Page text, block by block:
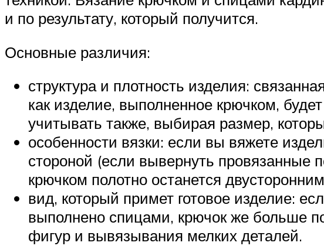
и по результату, который получится.
Основные различия:
структура и плотность изделия:
как изделие, выполненное крючком,
учитывать также, выбирая размер,
особенности вязки: если вы вяжете
стороной (если вывернуть провязанные
крючком полотно останется
вид, который примет готовое изделие:
выполнено спицами, крючок же больше
фигур и вывязывания мелких деталей.